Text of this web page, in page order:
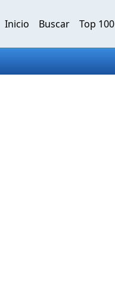
Inicio Buscar Top 100